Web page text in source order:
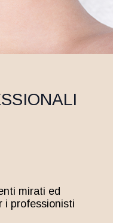
mirati ed
i professionisti